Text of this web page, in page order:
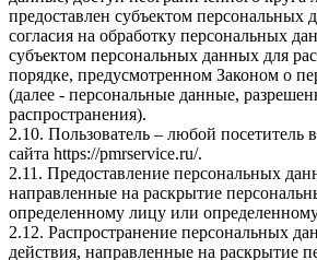
предоставлен субъектом персональных
согласия на обработку персональных
субъектом персональных данных для
порядке, предусмотренном Законом о
(далее - персональные данные,
распространения).
2.10. Пользователь – любой посетитель
сайта https://pmrservice.ru/.
2.11. Предоставление персональных
направленные на раскрытие
определенному лицу или
2.12. Распространение персональных
действия, направленные на раскрытие